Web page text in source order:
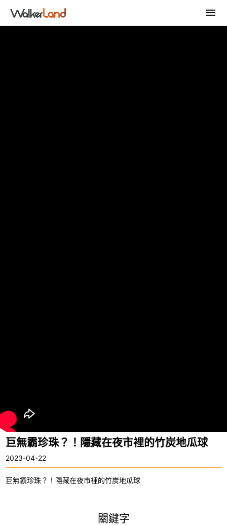
巨無霸珍珠？！隱藏在夜市裡的竹炭地瓜球
2023-04-22
巨無霸珍珠？！隱藏在夜市裡的竹炭地瓜球
關鍵字